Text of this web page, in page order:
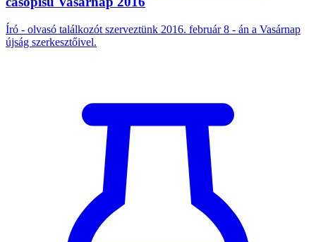
Író - olvasó találkozót szerveztünk 2016. február 8 - án a Vasárnap
újság szerkesztőivel.